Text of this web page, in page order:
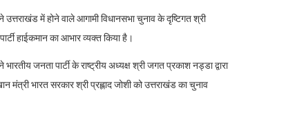
में होने वाले आगामी विधानसभा चुनाव के दृष्टिगत श्री
हाईकमान का आभार व्यक्त किया है।
जनता पार्टी के राष्ट्रीय अध्यक्ष श्री जगत प्रकाश नड्डा द्वारा
भारत सरकार श्री प्रह्लाद जोशी को उत्तराखंड का चुनाव